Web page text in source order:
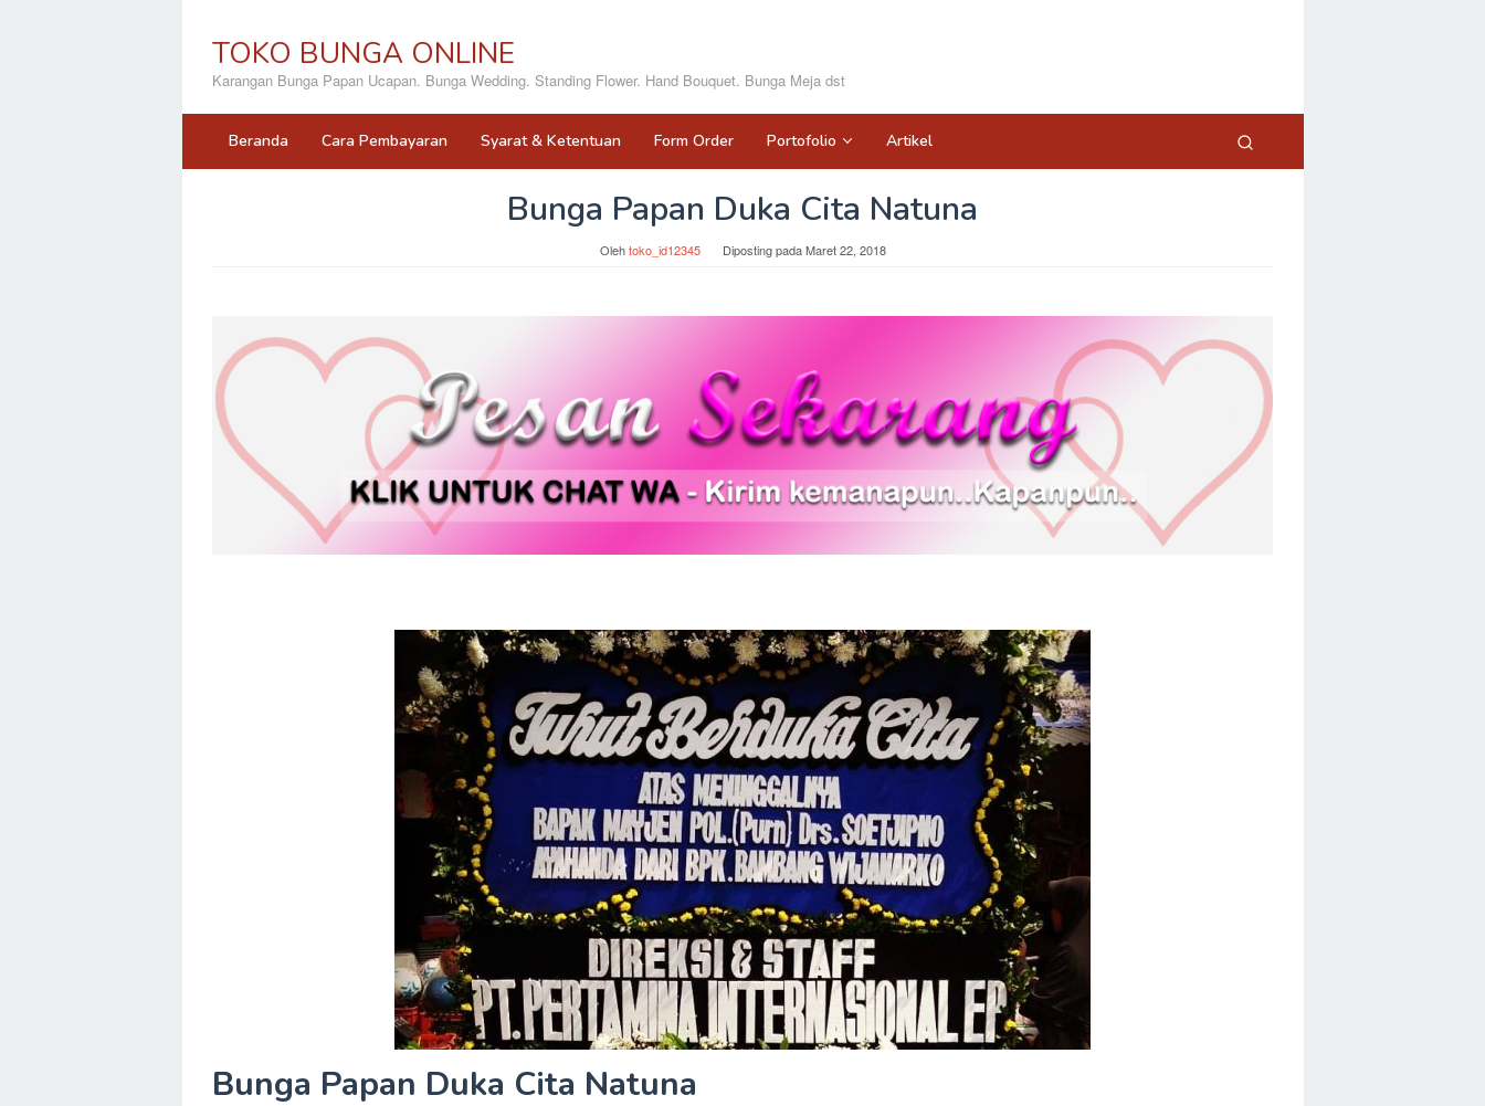
TOKO BUNGA ONLINE
Karangan Bunga Papan Ucapan. Bunga Wedding. Standing Flower. Hand Bouquet. Bunga Meja dst
Beranda Cara Pembayaran Syarat & Ketentuan Form Order Portofolio Artikel
Bunga Papan Duka Cita Natuna
Olehtoko_id12345 Diposting padaMaret 22, 2018
Bunga Papan Duka Cita Natuna